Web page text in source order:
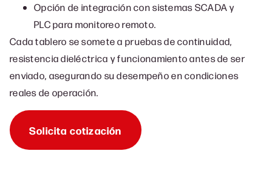
Opción de integración con sistemas SCADA y
PLC para monitoreo remoto.
Cada tablero se somete a pruebas de continuidad,
resistencia dieléctrica y funcionamiento antes de ser
enviado, asegurando su desempeño en condiciones
reales de operación.
Solicita cotización